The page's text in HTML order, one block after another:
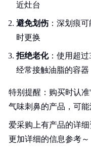
近灶台
避免划伤：深划痕可
时更换
拒绝老化：使用超过
经常接触油脂的容器
特别提醒：购买时认
气味刺鼻的产品，可能
爱采购上有产品的详
更加详细的信息参考～